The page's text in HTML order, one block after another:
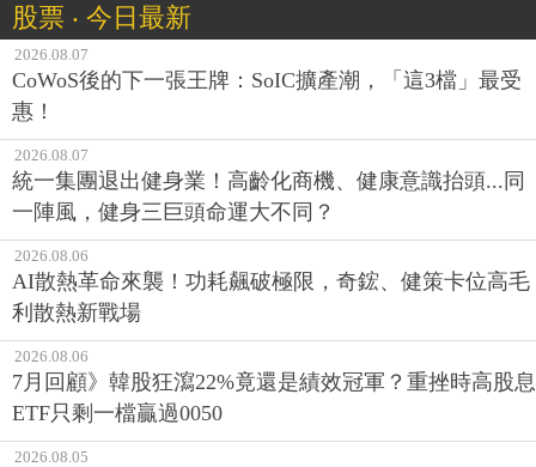
股票 ‧ 今日最新
2026.08.07
CoWoS後的下一張王牌：SoIC擴產潮，「這3檔」最受
惠！
2026.08.07
統一集團退出健身業！高齡化商機、健康意識抬頭...同
一陣風，健身三巨頭命運大不同？
2026.08.06
AI散熱革命來襲！功耗飆破極限，奇鋐、健策卡位高毛
利散熱新戰場
2026.08.06
7月回顧》韓股狂瀉22%竟還是績效冠軍？重挫時高股息
ETF只剩一檔贏過0050
2026.08.05